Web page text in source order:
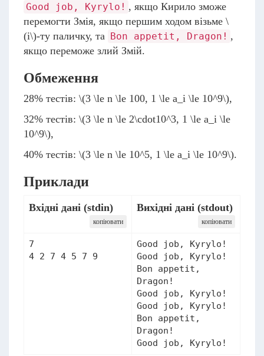
Good job, Kyrylo! , якщо Кирило зможе
перемогти Змія, якщо першим ходом візьме \
(i\)-ту паличку, та Bon appetit, Dragon! ,
якщо переможе злий Змій.
Обмеження
28% тестів: \(3 \le n \le 100, 1 \le a_i \le 10^9\),
32% тестів: \(3 \le n \le 2\cdot10^3, 1 \le a_i \le
10^9\),
40% тестів: \(3 \le n \le 10^5, 1 \le a_i \le 10^9\).
Приклади
Вхідні дані (stdin)
копіювати
Вихідні дані (stdout)
копіювати
7
Good job, Kyrylo!
Good job, Kyrylo!
Bon appetit,
Dragon!
Good job, Kyrylo!
Good job, Kyrylo!
Bon appetit,
Dragon!